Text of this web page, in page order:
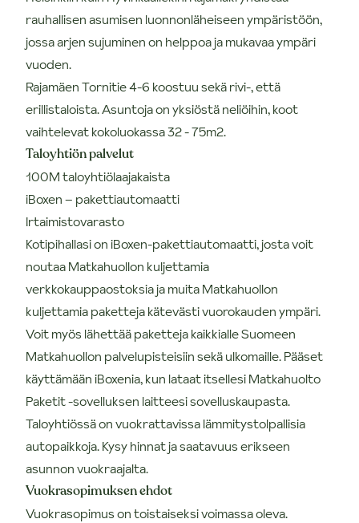
rauhallisen asumisen luonnonläheiseen ympäristöön,
jossa arjen sujuminen on helppoa ja mukavaa ympäri
vuoden.
Rajamäen Tornitie 4-6 koostuu sekä rivi-, että
erillistaloista. Asuntoja on yksiöstä neliöihin, koot
vaihtelevat kokoluokassa 32 - 75m2.
Taloyhtiön palvelut
100M taloyhtiölaajakaista
iBoxen – pakettiautomaatti
Irtaimistovarasto
Kotipihallasi on iBoxen-pakettiautomaatti, josta voit
noutaa Matkahuollon kuljettamia
verkkokauppaostoksia ja muita Matkahuollon
kuljettamia paketteja kätevästi vuorokauden ympäri.
Voit myös lähettää paketteja kaikkialle Suomeen
Matkahuollon palvelupisteisiin sekä ulkomaille. Pääset
käyttämään iBoxenia, kun lataat itsellesi Matkahuolto
Paketit -sovelluksen laitteesi sovelluskaupasta.
Taloyhtiössä on vuokrattavissa lämmitystolpallisia
autopaikkoja. Kysy hinnat ja saatavuus erikseen
asunnon vuokraajalta.
Vuokrasopimuksen ehdot
Vuokrasopimus on toistaiseksi voimassa oleva.